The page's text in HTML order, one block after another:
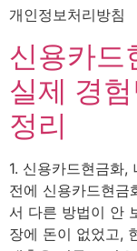
개인정보처리방침
신용카드
실제 경
정리
1. 신용카드현금화,
전에 신용카드현금
서 다른 방법이 안
장에 돈이 없었고,